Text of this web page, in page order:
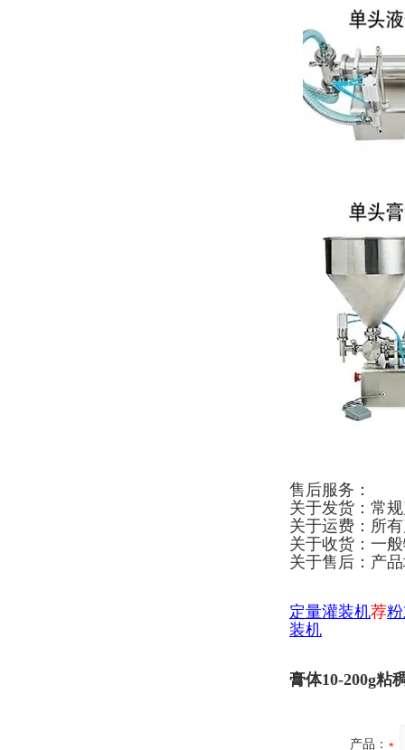
售后服务：
关于发货：常
关于运费：所
关于收货：一
关于售后：产
定量灌装机荐
装机
膏体10-200g粘
产品：